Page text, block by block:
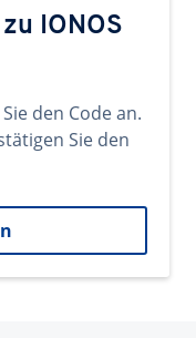
IONOS
den Code an.
Sie den